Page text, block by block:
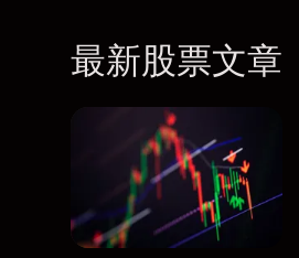
最新股票文章